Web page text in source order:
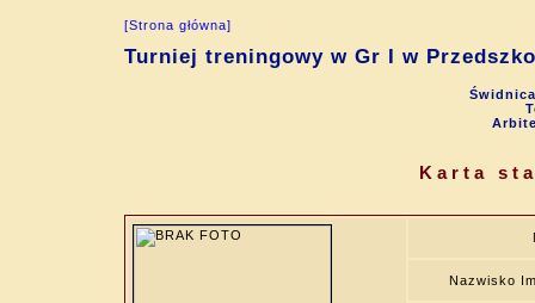
[Strona główna]
Turniej treningowy w Gr I w
Karta
Nazwisko